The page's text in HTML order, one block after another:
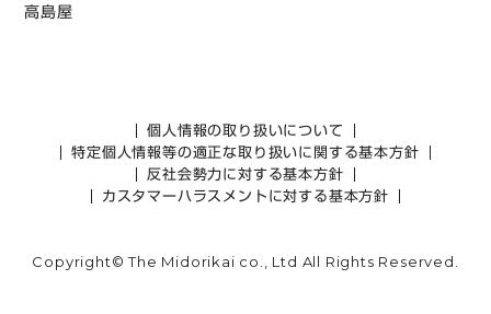
高島屋
個人情報の取り扱いについて
特定個人情報等の適正な取り扱いに関する基本方針
反社会勢力に対する基本方針
カスタマーハラスメントに対する基本方針
Copyright© The Midorikai co., Ltd All Rights Reserved.